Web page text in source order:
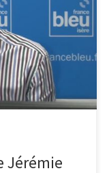
Iordannoff
de loi
Lisa Belluco. Il
le 4 […]
Jérémie